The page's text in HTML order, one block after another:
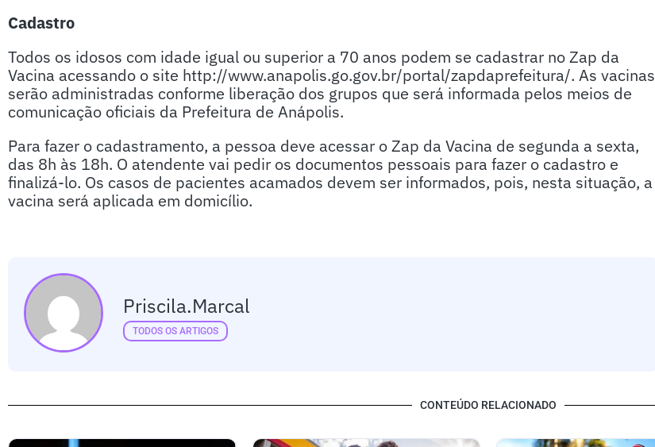
Cadastro
Todos os idosos com idade igual ou superior a 70 anos podem se cadastrar no Zap da
Vacina acessando o site http://www.anapolis.go.gov.br/portal/zapdaprefeitura/. As vacinas
serão administradas conforme liberação dos grupos que será informada pelos meios de
comunicação oficiais da Prefeitura de Anápolis.
Para fazer o cadastramento, a pessoa deve acessar o Zap da Vacina de segunda a sexta,
das 8h às 18h. O atendente vai pedir os documentos pessoais para fazer o cadastro e
finalizá-lo. Os casos de pacientes acamados devem ser informados, pois, nesta situação, a
vacina será aplicada em domicílio.
Priscila.marcal
TODOS OS ARTIGOS
CONTEÚDO RELACIONADO